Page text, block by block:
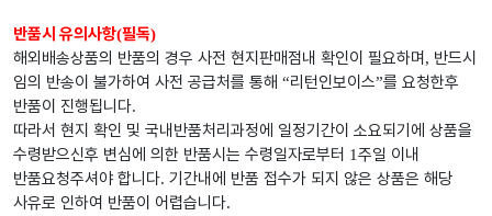
반품시 유의사항(필독)
해외배송상품의 반품의 경우 사전 현지판매점내 확인이 필요하며 , 반드시
임의 반송이 불가하여 사전 공급처를 통해 “리턴인보이스”를 요청한후
반품이 진행됩니다.
따라서 현지 확인 및 국내반품처리과정에 일정기간이 소요되기에 상품을
수령받으신후 변심에 의한 반품시는 수령일자로부터 1주일 이내
반품요청주셔야 합니다. 기간내에 반품 접수가 되지 않은 상품은 해당
사유로 인하여 반품이 어렵습니다.